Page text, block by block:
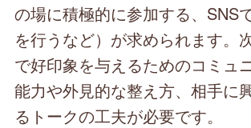
の場に積極的に参加する、SNS
を行うなど）が求められます。
で好印象を与えるためのコミュ
能力や外見的な整え方、相手に
るトークの工夫が必要です。